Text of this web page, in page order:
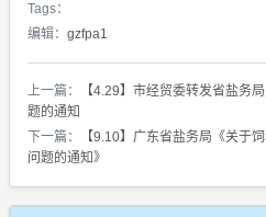
Tags：
编辑： gzfpa1
上一篇：
【4.29】市经贸委转发省盐务
题的通知
下一篇：
【9.10】广东省盐务局《关于
问题的通知》